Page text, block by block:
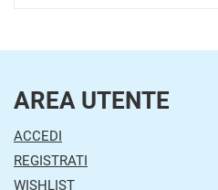
AREA UTENTE
ACCEDI
REGISTRATI
WISHLIST